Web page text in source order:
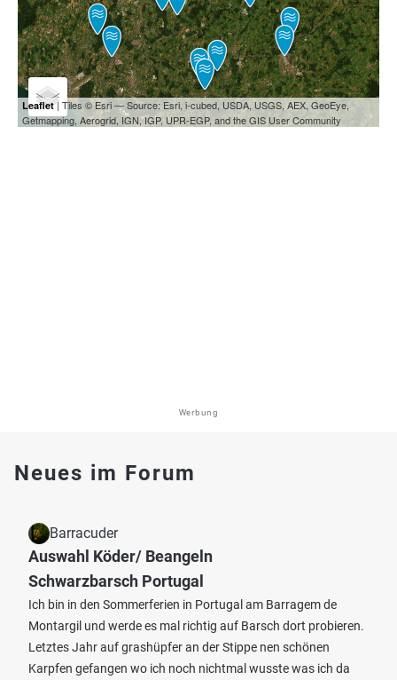
Leaflet| Tiles © Esri — Source: Esri, i-cubed, USDA, USGS, AEX, GeoEye,
Getmapping, Aerogrid, IGN, IGP, UPR-EGP, and the GIS User Community
Werbung
Neues im Forum
Barracuder
Auswahl Köder/ Beangeln
Schwarzbarsch Portugal
Ich bin in den Sommerferien in Portugal am Barragem de
Montargil und werde es mal richtig auf Barsch dort probieren.
Letztes Jahr auf grashüpfer an der Stippe nen schönen
Karpfen gefangen wo ich noch nichtmal wusste was ich da